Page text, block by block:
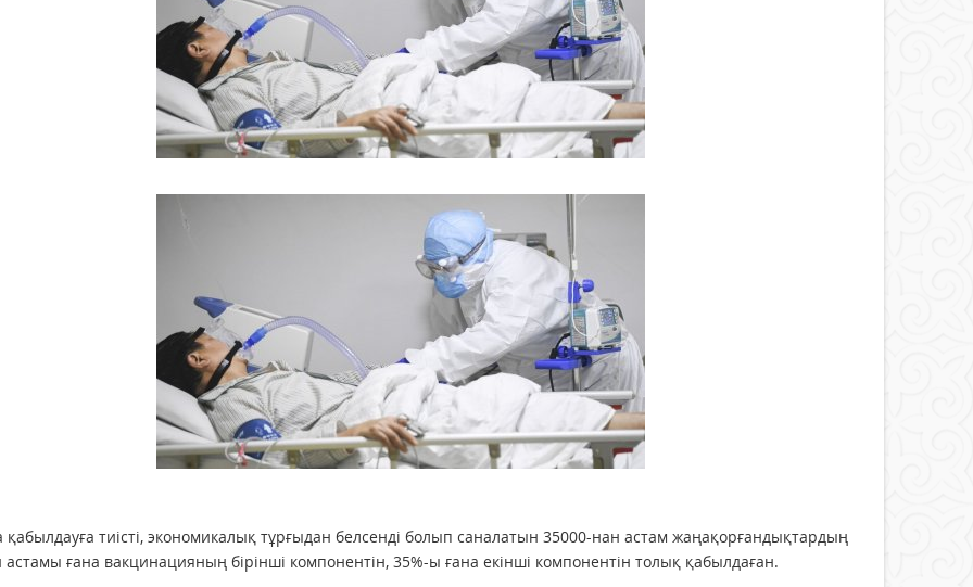
қабылдауға тиісті, экономикалық тұрғыдан белсенді болып саналатын 35000-нан астам жаңақорғандықтардың
астамы ғана вакцинацияның бірінші компонентін, 35%-ы ғана екінші компонентін толық қабылдаған.